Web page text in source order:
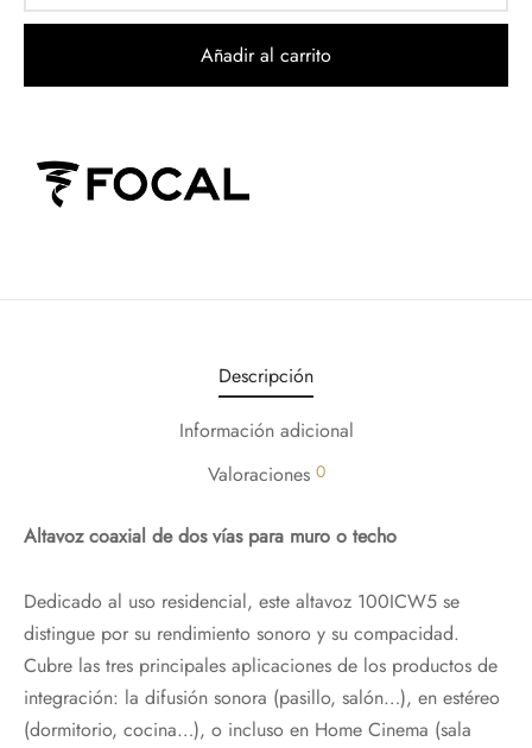
Añadir al carrito
Descripción
Información adicional
Valoraciones 0
Altavoz coaxial de dos vías para muro o techo
Dedicado al uso residencial, este altavoz 100ICW5 se
distingue por su rendimiento sonoro y su compacidad.
Cubre las tres principales aplicaciones de los productos de
integración: la difusión sonora (pasillo, salón…), en estéreo
(dormitorio, cocina…), o incluso en Home Cinema (sala